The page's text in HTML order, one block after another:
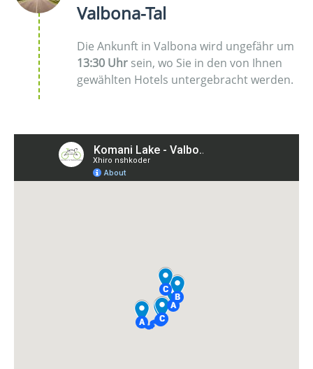
Valbona-Tal
Die Ankunft in Valbona wird ungefähr um
13:30 Uhr sein, wo Sie in den von Ihnen
gewählten Hotels untergebracht werden.